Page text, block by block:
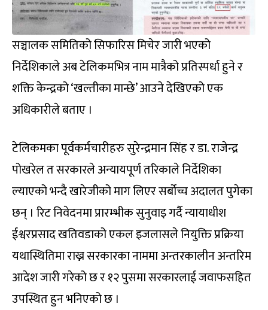
सञ्चालक समितिको सिफारिस मिचेर जारी भएको
निर्देशिकाले अब टेलिकमभित्र नाम मात्रैको प्रतिस्पर्धा हुने र
शक्ति केन्द्रको ‘खल्तीका मान्छे’ आउने देखिएको एक
अधिकारीले बताए ।
टेलिकमका पूर्वकर्मचारीहरु सुरेन्द्रमान सिंह र डा. राजेन्द्र
पोखरेल त सरकारले अन्यायपूर्ण तरिकाले निर्देशिका
ल्याएको भन्दै खारेजीको माग लिएर सर्बोच्च अदालत पुगेका
छन् । रिट निवेदनमा प्रारम्भीक सुनुवाइ गर्दै न्यायाधीश
ईश्वरप्रसाद खतिवडाको एकल इजलासले नियुक्ति प्रक्रिया
यथास्थितिमा राख्न सरकारका नाममा अन्तरकालीन अन्तरिम
आदेश जारी गरेको छ र १२ पुसमा सरकारलाई जवाफसहित
उपस्थित हुन भनिएको छ ।